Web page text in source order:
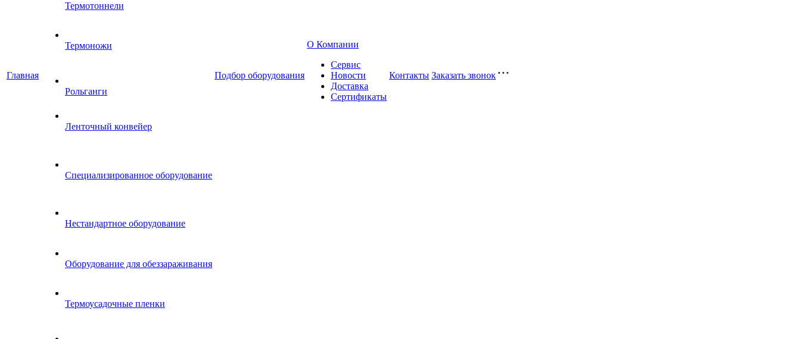
Главная
Термотоннели
Термоножи
Рольганги
Ленточный конвейер
Специализированное оборудование
Нестандартное оборудование
Оборудование для обеззараживания
Термоусадочные пленки
Подбор оборудования
О Компании
Сервис
Новости
Доставка
Сертификаты
Контакты Заказать звонок